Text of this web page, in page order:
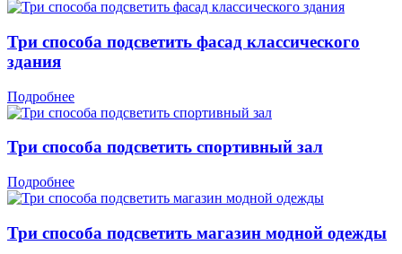
Три способа подсветить фасад классического
здания
Подробнее
Три способа подсветить спортивный зал
Подробнее
Три способа подсветить магазин модной одежды